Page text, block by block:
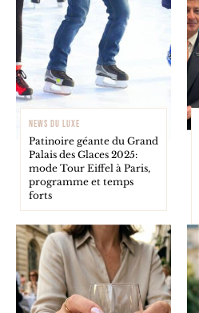
NEWS DU LUXE
Patinoire géante du Grand
Palais des Glaces 2025:
mode Tour Eiffel à Paris,
programme et temps
forts